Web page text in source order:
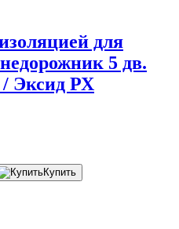
для
5 дв.
Эксид РХ
Купить